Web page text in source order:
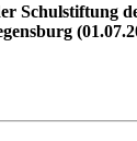
Schulstiftung